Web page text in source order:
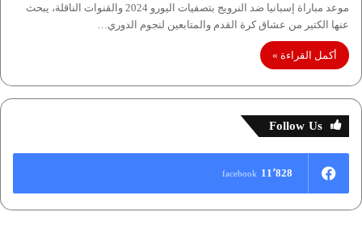
موعد مباراة إسبانيا ضد النرويج بتصفيات اليورو 2024 والقنوات الناقلة، يبحث
عنها الكتير من عشاق كرة القدم والمتابعين لنجوم الدوري…
أكمل القراءة »
Follow Us
11٬828 facebook